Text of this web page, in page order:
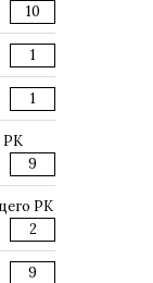
10
1
1
РК
9
РК
2
9